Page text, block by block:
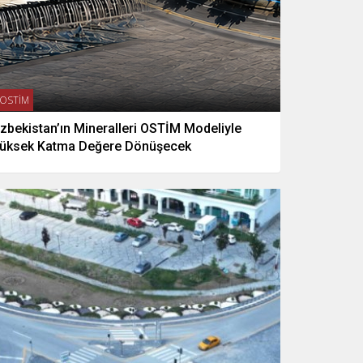
OSTİM
Mineralleri OSTİM Modeliyle
Katma Değere Dönüşecek